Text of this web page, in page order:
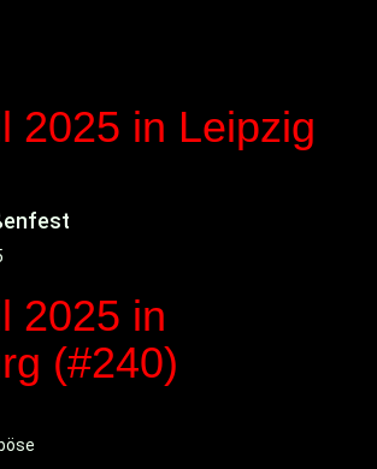
2025 in Leipzig
2025 in
(#240)